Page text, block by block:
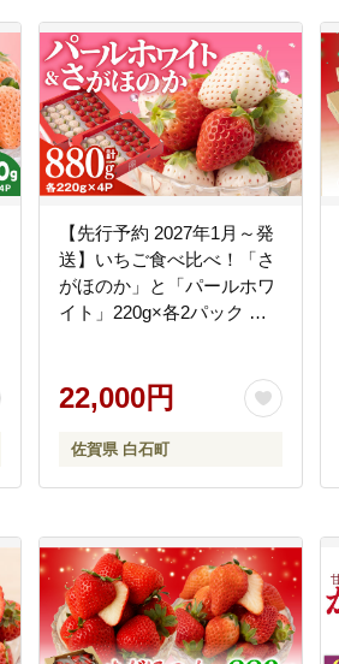
【先行予約 2027年1月～発
送】いちご食べ比べ！「さ
がほのか」と「パールホワ
イト」220g×各2パック 計4
22,000円
佐賀県 白石町